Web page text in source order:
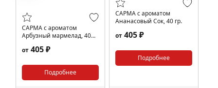
САРМА с ароматом
Арбузный мармелад, 40
от 405 ₽
Подробнее
САРМА с ароматом
Ананасовый Сок, 40 гр.
от 405 ₽
Подробнее